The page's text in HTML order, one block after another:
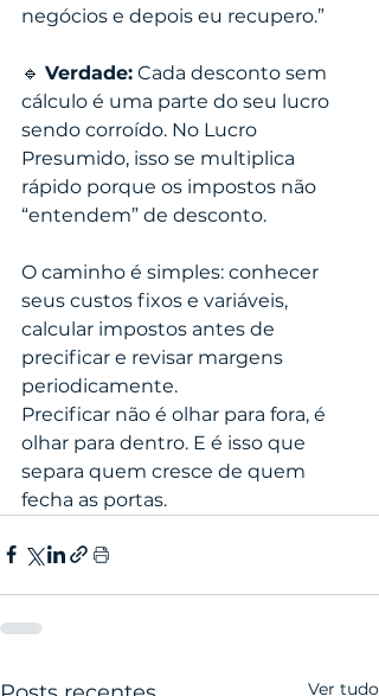
negócios e depois eu recupero.”
🔹 Verdade: Cada desconto sem
cálculo é uma parte do seu lucro
sendo corroído. No Lucro
Presumido, isso se multiplica
rápido porque os impostos não
“entendem” de desconto.
O caminho é simples: conhecer
seus custos fixos e variáveis,
calcular impostos antes de
precificar e revisar margens
periodicamente.
Precificar não é olhar para fora, é
olhar para dentro. E é isso que
separa quem cresce de quem
fecha as portas.
Ver tudo